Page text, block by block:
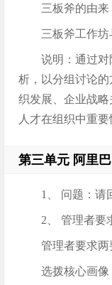
三板斧的由来
三板斧工作
说明：通过对
析，以分组讨论
织发展、企业战
人才在组织中重要
第三单元 阿里
1、 问题：请
2、 管理者要
管理者要求两
选拨核心画像